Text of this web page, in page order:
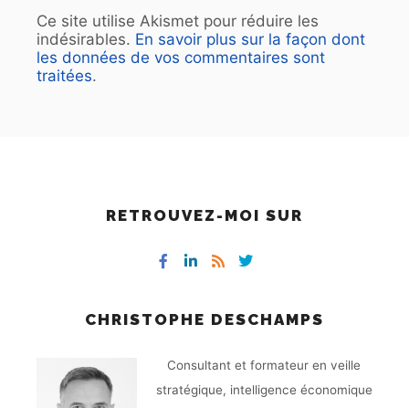
Ce site utilise Akismet pour réduire les
indésirables. En savoir plus sur la façon dont
les données de vos commentaires sont
traitées.
RETROUVEZ-MOI SUR
CHRISTOPHE DESCHAMPS
Consultant et formateur en veille
stratégique, intelligence économique